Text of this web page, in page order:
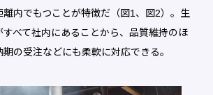
内でもつことが特徴だ（図1、図2）。生
べて社内にあることから、品質維持のほ
の受注などにも柔軟に対応できる。